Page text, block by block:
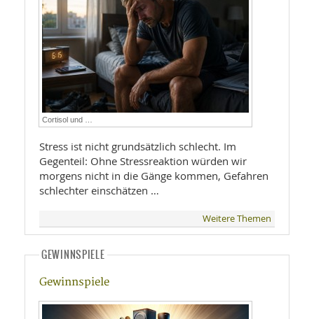
Cortisol und …
Stress ist nicht grundsätzlich schlecht. Im
Gegenteil: Ohne Stressreaktion würden wir
morgens nicht in die Gänge kommen, Gefahren
schlechter einschätzen …
Weitere Themen
GEWINNSPIELE
Gewinnspiele